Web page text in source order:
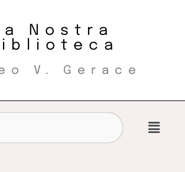
Nostra
V. Gerace